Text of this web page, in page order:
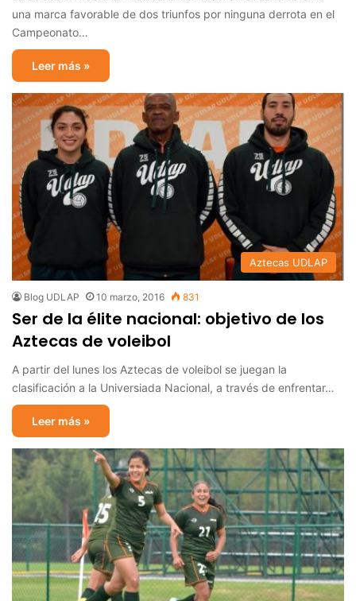
una marca favorable de dos triunfos por ninguna derrota en el
Campeonato…
Leer más »
Aztecas UDLAP
Blog UDLAP 10 marzo, 2016 831
Ser de la élite nacional: objetivo de los
Aztecas de voleibol
A partir del lunes los Aztecas de voleibol se juegan la
clasificación a la Universiada Nacional, a través de enfrentar…
Leer más »